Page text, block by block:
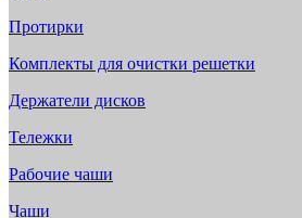
Протирки
Комплекты для очистки решетки
Держатели дисков
Тележки
Рабочие чаши
Чаши